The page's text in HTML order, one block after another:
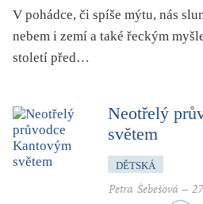
folklor
horor, thriller
hra
humor, groteskno, satira
chudoba, sociální vyloučení
identita
kolonialismus, imperialismus
V pohádce, či spíše mýtu, nás
nebem i zemí a také řeckým
století před…
Neotřelý
světem
DĚTSKÁ
Petra Šebešová –